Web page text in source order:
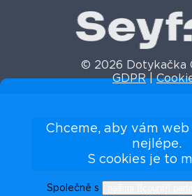
© 2026 Dotykačka
GDPR|
Chceme, aby vám
nejlépe.
S cookies je to
Společně s